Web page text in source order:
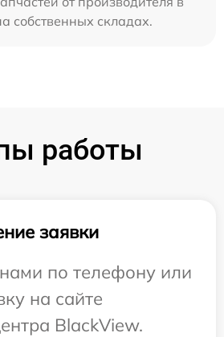
собственных складах.
работы
заявки
по телефону или
на сайте
BlackView.